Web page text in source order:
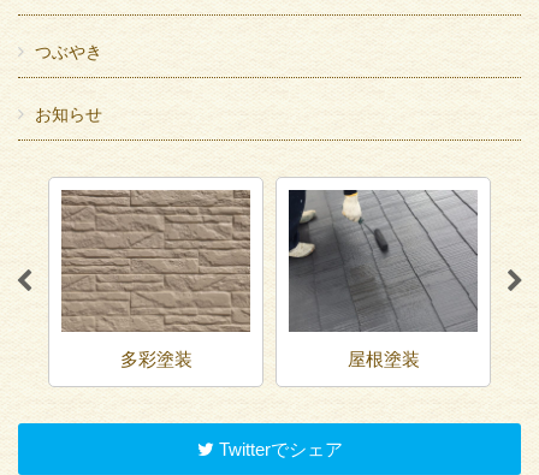
つぶやき
お知らせ
屋根塗装 ベランダ防水
Twitterでシェア